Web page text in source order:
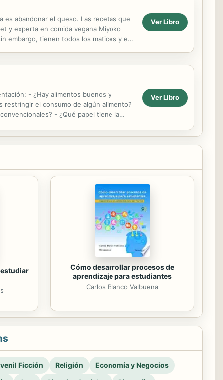
es abandonar el queso. Las recetas que
y experta en comida vegana Miyoko
embargo, tienen todos los matices y el
Ver Libro
- ¿Hay alimentos buenos y
restringir el consumo de algún alimento?
- ¿Qué papel tiene la
Ver Libro
Cómo desarrollar procesos de
aprendizaje para estudiantes
Carlos Blanco Valbuena
Ficción Religión
Economía y Negocios